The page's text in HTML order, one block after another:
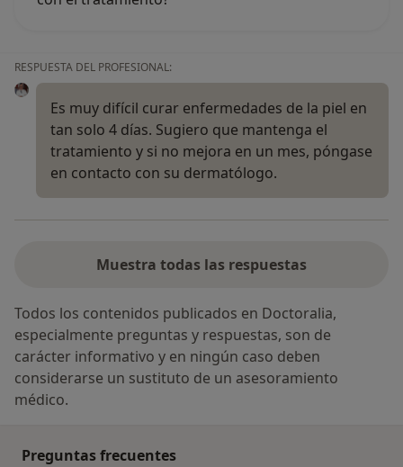
RESPUESTA DEL PROFESIONAL:
Es muy difícil curar enfermedades de la piel en
tan solo 4 días. Sugiero que mantenga el
tratamiento y si no mejora en un mes, póngase
en contacto con su dermatólogo.
Muestra todas las respuestas
Todos los contenidos publicados en Doctoralia,
especialmente preguntas y respuestas, son de
carácter informativo y en ningún caso deben
considerarse un sustituto de un asesoramiento
médico.
Preguntas frecuentes